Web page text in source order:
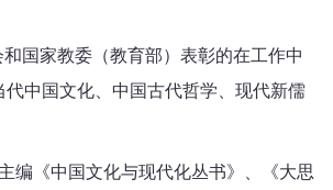
国家教委（教育部）表彰的在工作中
中国文化、中国古代哲学、现代新儒
编《中国文化与现代化丛书》、《大思